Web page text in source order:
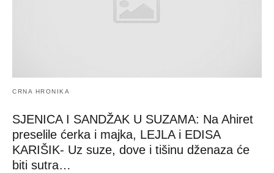
CRNA HRONIKA
SJENICA I SANDŽAK U SUZAMA: Na Ahiret
preselile ćerka i majka, LEJLA i EDISA
KARIŠIK- Uz suze, dove i tišinu dženaza će
biti sutra…